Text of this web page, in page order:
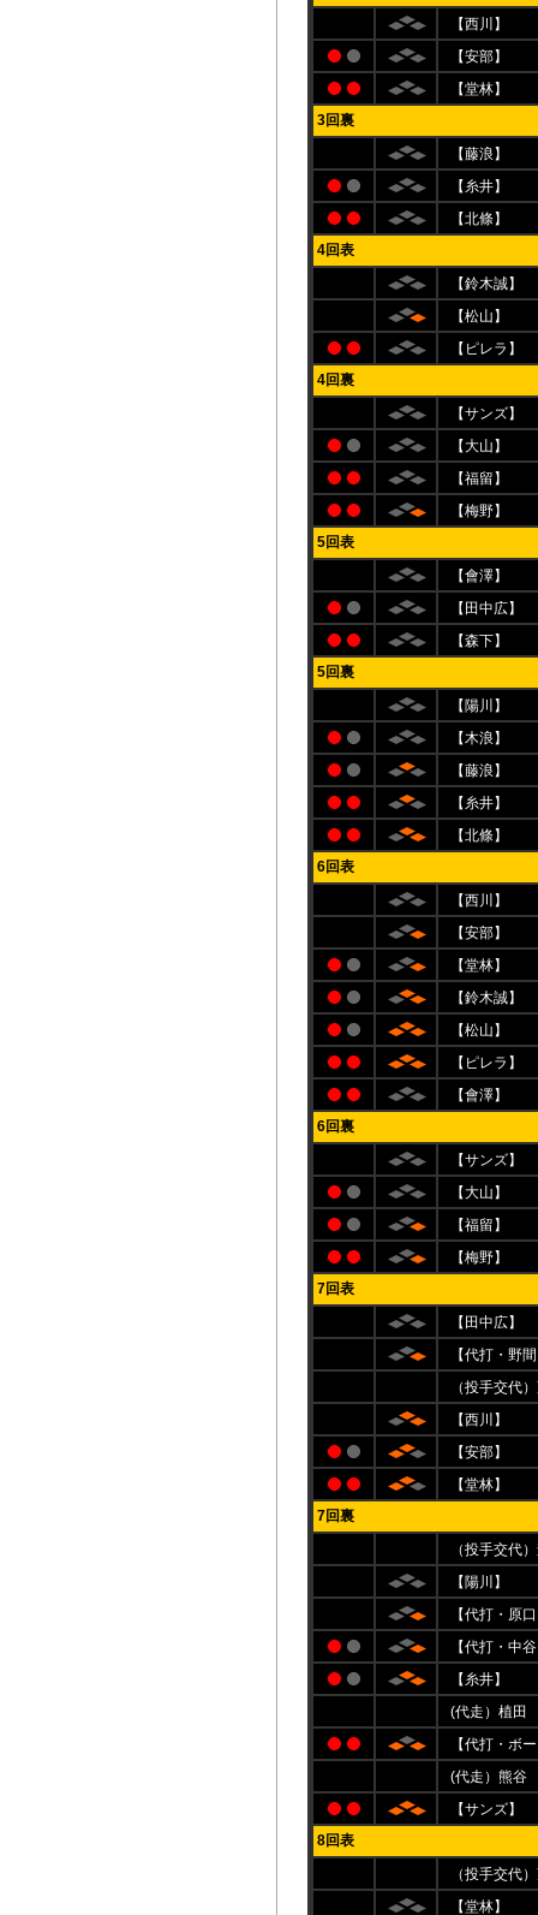
【西川】
【安部】
【堂林】
3回裏
【藤浪】
【糸井】
【北條】
4回表
【鈴木誠】
【松山】
【ピレラ】
4回裏
【サンズ】
【大山】
【福留】
【梅野】
5回表
【會澤】
【田中広】
【森下】
5回裏
【陽川】
【木浪】
【藤浪】
【糸井】
【北條】
6回表
【西川】
【安部】
【堂林】
【鈴木誠】
【松山】
【ピレラ】
【會澤】
6回裏
【サンズ】
【大山】
【福留】
【梅野】
7回表
【田中広】
【代打・野
（投手交
【西川】
【安部】
【堂林】
7回裏
（投手交
【陽川】
【代打・原
【代打・中
【糸井】
(代走）植田
【代打・ボ
(代走）熊谷
【サンズ】
8回表
（投手交
【堂林】